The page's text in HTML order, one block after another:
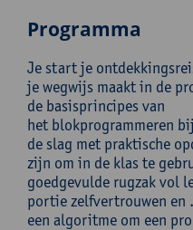
Programma
Je start je
je wegwijs maakt in de
de basisprincipes van
het blokprogrammeren
de slag met praktische
zijn om in de klas te
goedgevulde rugzak vol
portie zelfvertrouwen en
een algoritme om een